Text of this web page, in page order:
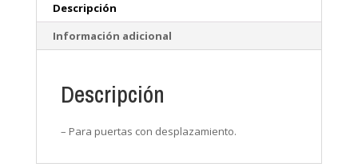
Descripción
Información adicional
Descripción
– Para puertas con desplazamiento.